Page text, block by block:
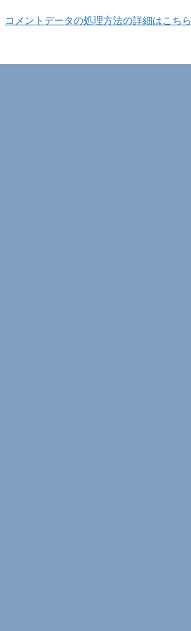
コメントデータの処理方法の詳細はこちら